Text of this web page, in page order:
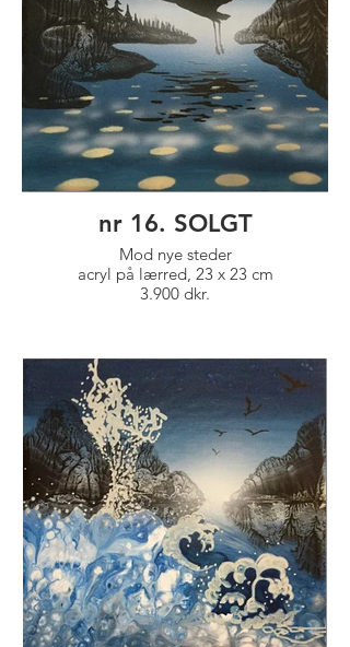
nr 16. SOLGT
Mod nye steder
acryl på lærred, 23 x 23 cm
3.900 dkr.